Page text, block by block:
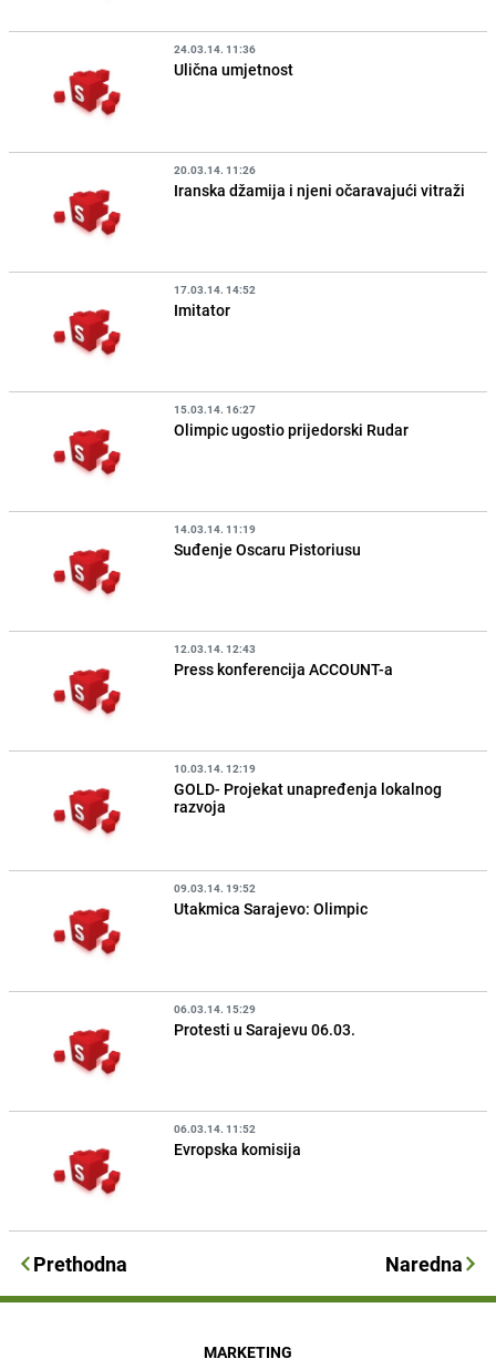
24.03.14. 11:36
Ulična umjetnost
20.03.14. 11:26
Iranska džamija i njeni očaravajući vitraži
17.03.14. 14:52
Imitator
15.03.14. 16:27
Olimpic ugostio prijedorski Rudar
14.03.14. 11:19
Suđenje Oscaru Pistoriusu
12.03.14. 12:43
Press konferencija ACCOUNT-a
10.03.14. 12:19
GOLD- Projekat unapređenja lokalnog
razvoja
09.03.14. 19:52
Utakmica Sarajevo: Olimpic
06.03.14. 15:29
Protesti u Sarajevu 06.03.
06.03.14. 11:52
Evropska komisija
Prethodna Naredna
MARKETING